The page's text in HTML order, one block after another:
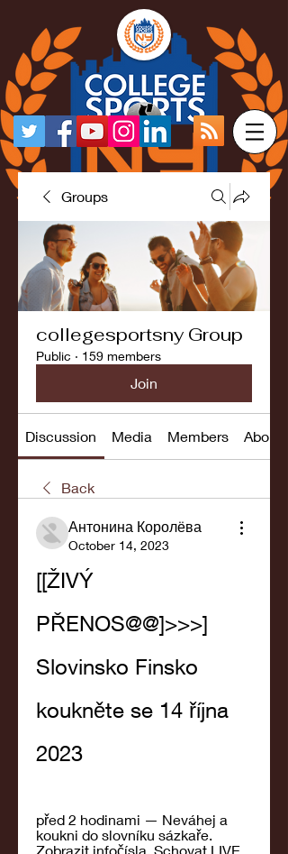
Groups
collegesportsny Group
Public · 159 members
Join
Discussion Media Members About
Back
Антонина Королёва
October 14, 2023
[[ŽIVÝ
PŘENOS@@]>>>]
Slovinsko Finsko
koukněte se 14 října
2023
před 2 hodinami — Neváhej a
koukni do slovníku sázkaře.
Zobrazit infočísla. Schovat LIVE